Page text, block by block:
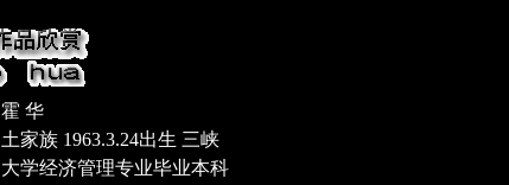
霍 华
土家族 1963.3.24出生 三峡
大学经济管理专业毕业本科